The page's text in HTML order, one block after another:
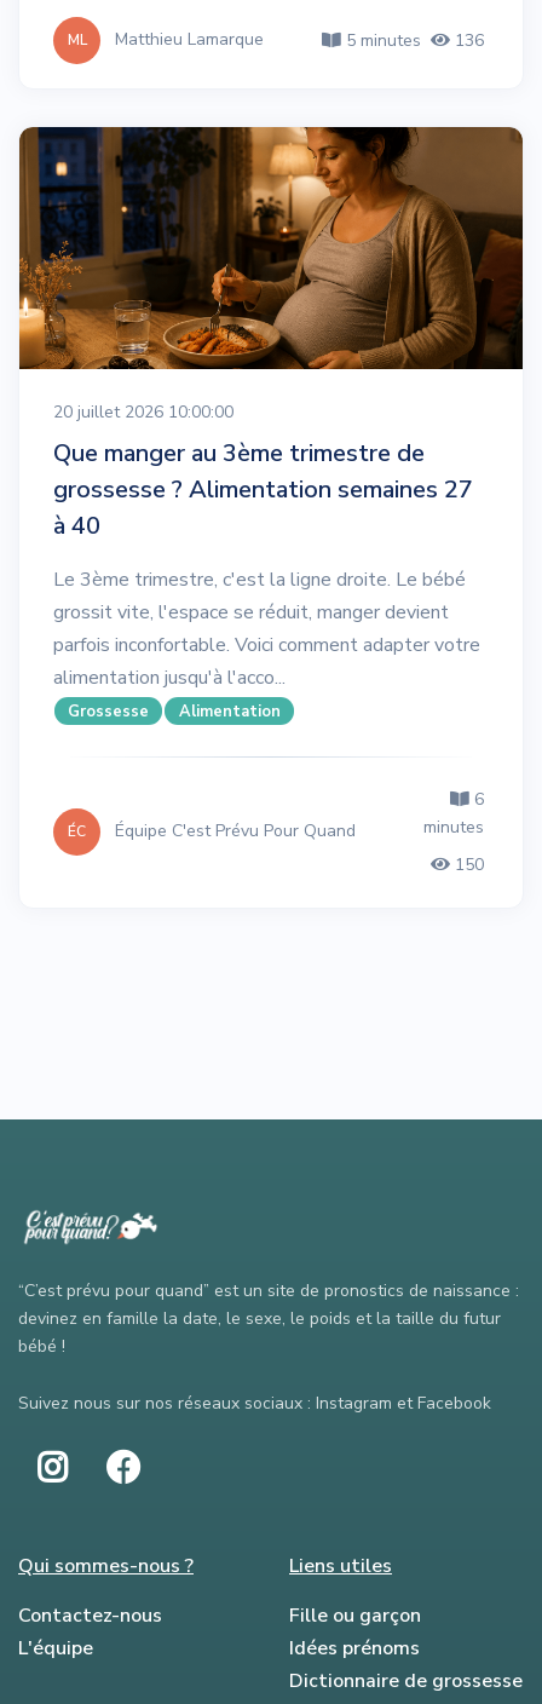
ML Matthieu Lamarque 5 minutes 136
20 juillet 2026 10:00:00
Que manger au 3ème trimestre de
grossesse ? Alimentation semaines 27
à 40
Le 3ème trimestre, c'est la ligne droite. Le bébé
grossit vite, l'espace se réduit, manger devient
parfois inconfortable. Voici comment adapter votre
alimentation jusqu'à l'acco...
Grossesse Alimentation
ÉC Équipe C'est Prévu Pour Quand
6
minutes
150
“C’est prévu pour quand” est un site de pronostics de naissance :
devinez en famille la date, le sexe, le poids et la taille du futur
bébé !
Suivez nous sur nos réseaux sociaux : Instagram et Facebook
Qui sommes-nous ?
Contactez-nous
L'équipe
Liens utiles
Fille ou garçon
Idées prénoms
Dictionnaire de grossesse